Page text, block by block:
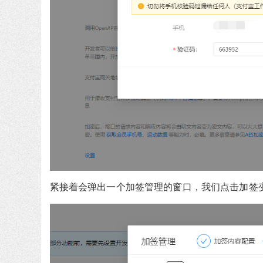
紧接着会弹出一个加签管理的窗口，我们点击加签